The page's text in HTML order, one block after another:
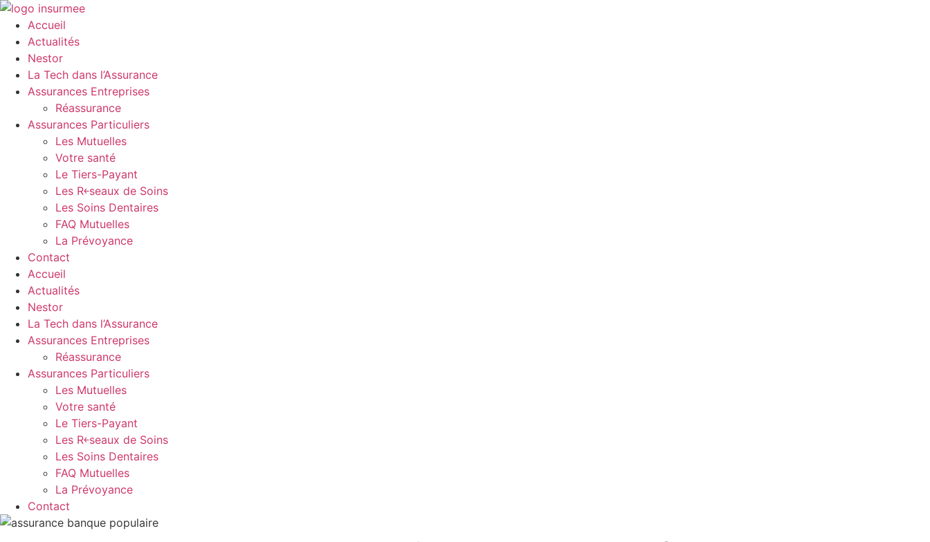
Aller
contenu
Accueil
Actualités
Nestor
La Tech dans l’Assurance
Assurances Entreprises
Réassurance
Assurances Particuliers
Les Mutuelles
Votre santé
Le Tiers-Payant
Les R￩seaux de Soins
Les Soins Dentaires
FAQ Mutuelles
La Prévoyance
Contact
Accueil
Actualités
Nestor
La Tech dans l’Assurance
Assurances Entreprises
Réassurance
Assurances Particuliers
Les Mutuelles
Votre santé
Le Tiers-Payant
Les R￩seaux de Soins
Les Soins Dentaires
FAQ Mutuelles
La Prévoyance
Contact